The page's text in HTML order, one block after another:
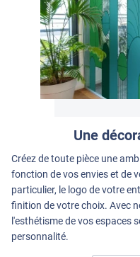
Une
Créez de toute pièce une
fonction de vos envies et de
particulier, le logo de votre
finition de votre choix. Avec
l'esthétisme de vos espaces
personnalité.